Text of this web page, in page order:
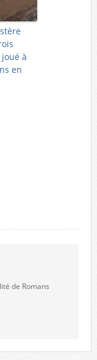
à
en
de Romans